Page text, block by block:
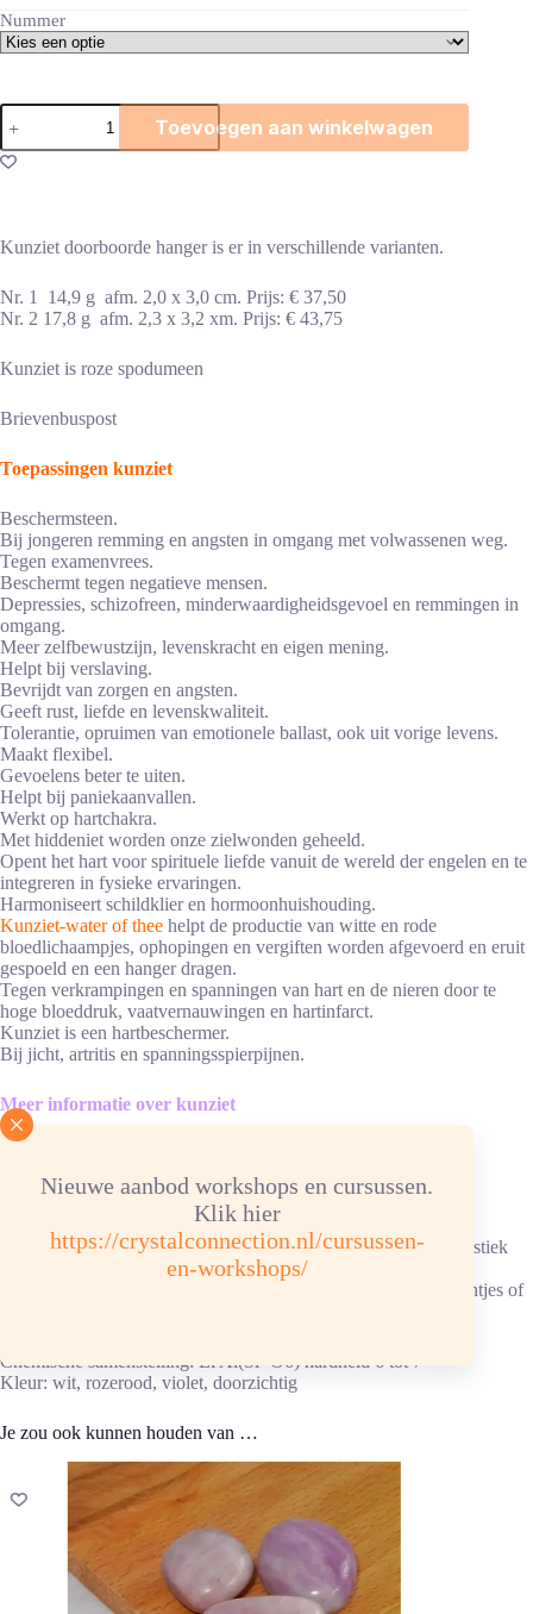
Nieuwe aanbod workshops en cursussen.
Klik hier
https://crystalconnection.nl/cursussen-
en-workshops/
Nummer
Kunziet
doorboorde
hanger
aantal
Toevoegen aan winkelwagen
Kunziet doorboorde hanger is er in verschillende varianten.
Nr. 1 14,9 g afm. 2,0 x 3,0 cm. Prijs: € 37,50
Nr. 2 17,8 g afm. 2,3 x 3,2 xm. Prijs: € 43,75
Kunziet is roze spodumeen
Brievenbuspost
Toepassingen kunziet
Beschermsteen.
Bij jongeren remming en angsten in omgang met volwassenen weg.
Tegen examenvrees.
Beschermt tegen negatieve mensen.
Depressies, schizofreen, minderwaardigheidsgevoel en remmingen in
omgang.
Meer zelfbewustzijn, levenskracht en eigen mening.
Helpt bij verslaving.
Bevrijdt van zorgen en angsten.
Geeft rust, liefde en levenskwaliteit.
Tolerantie, opruimen van emotionele ballast, ook uit vorige levens.
Maakt flexibel.
Gevoelens beter te uiten.
Helpt bij paniekaanvallen.
Werkt op hartchakra.
Met hiddeniet worden onze zielwonden geheeld.
Opent het hart voor spirituele liefde vanuit de wereld der engelen en te
integreren in fysieke ervaringen.
Harmoniseert schildklier en hormoonhuishouding.
Kunziet-water of thee helpt de productie van witte en rode
bloedlichaampjes, ophopingen en vergiften worden afgevoerd en eruit
gespoeld en een hanger dragen.
Tegen verkrampingen en spanningen van hart en de nieren door te
hoge bloeddruk, vaatvernauwingen en hartinfarct.
Kunziet is een hartbeschermer.
Bij jicht, artritis en spanningsspierpijnen.
Meer informatie over kunziet
Reinigen/ontladen: 1x oer maand onder stromend water. Bij
kleurveranderingen, een nacht in hematietverzorgingssteentjes
ontladen. Ketting/armband: in hematietverzorgingssteentjes, elastiek
kan slecht tegen water.
Opladen: aansluitend, 6 uur in bergkristalverzorgingssteentjesentjes of
Chemische samenstelling: Li Al(Si² O6) hardheid 6 tot 7
Kleur: wit, rozerood, violet, doorzichtig
Je zou ook kunnen houden van …